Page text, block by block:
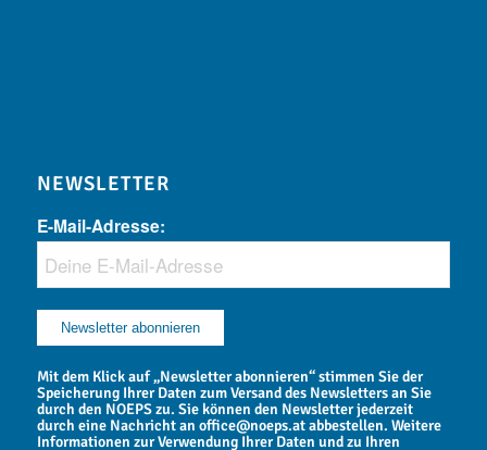
NEWSLETTER
E-Mail-Adresse:
Mit dem Klick auf „Newsletter abonnieren“ stimmen Sie der
Speicherung Ihrer Daten zum Versand des Newsletters an Sie
durch den NOEPS zu. Sie können den Newsletter jederzeit
durch eine Nachricht an office@noeps.at abbestellen. Weitere
Informationen zur Verwendung Ihrer Daten und zu Ihren